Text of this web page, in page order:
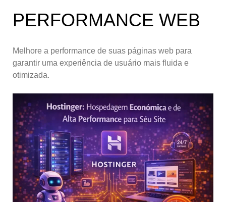
PERFORMANCE WEB
Melhore a performance de suas páginas web para
garantir uma experiência de usuário mais fluida e
otimizada.